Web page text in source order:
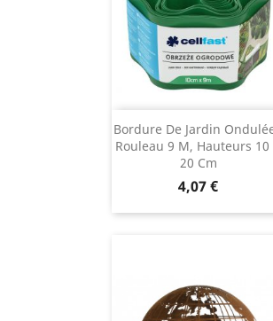
Bordure De Jardin
Rouleau 9 M, Hauteurs 10
20 Cm
Prix
4,07 €